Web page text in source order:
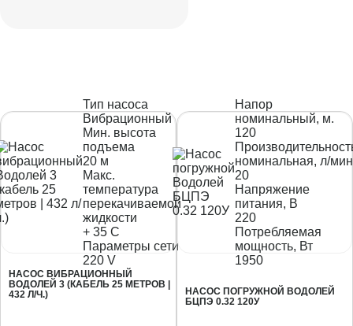
Тип насоса
Вибрационный
Мин. высота
подъема
20 м
Макс.
температура
перекачиваемой
жидкости
+ 35 С
Параметры сети
220 V
НАСОС ВИБРАЦИОННЫЙ
ВОДОЛЕЙ 3 (КАБЕЛЬ 25 МЕТРОВ |
432 Л/Ч.)
Напор
номинальный, м.
120
номинальная, л/
20
Напряжение
питания, В
220
Потребляемая
мощность, Вт
1950
НАСОС ПОГРУЖНОЙ ВОДОЛЕЙ
БЦПЭ 0.32 120У